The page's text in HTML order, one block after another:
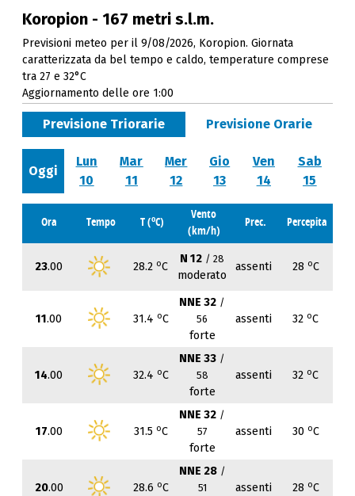
Koropion - 167 metri s.l.m.
Previsioni meteo per il 9/08/2026, Koropion. Giornata
caratterizzata da bel tempo e caldo, temperature comprese
tra 27 e 32°C
Aggiornamento delle ore 1:00
Previsione Triorarie Previsione Orarie
Oggi
Lun
10
Mar
11
Mer
12
Gio
13
Ven
14
Sab
15
Ora Tempo T (oC)
Vento
(km/h)
Prec. Percepita
23.00 28.2 oC
N 12 / 28
moderato
assenti 28 oC
11.00 31.4 oC
NNE 32 /
56
forte
assenti 32 oC
14.00 32.4 oC
NNE 33 /
58
forte
assenti 32 oC
17.00 31.5 oC
NNE 32 /
57
forte
assenti 30 oC
20.00 28.6 oC
NNE 28 /
51
assenti 28 oC